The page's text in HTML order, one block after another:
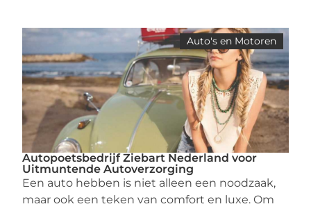
Auto's en Motoren
Autopoetsbedrijf Ziebart Nederland voor
Uitmuntende Autoverzorging
Een auto hebben is niet alleen een noodzaak,
maar ook een teken van comfort en luxe. Om